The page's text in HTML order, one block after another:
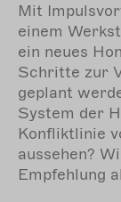
Mit
einem
ein neues
Schritte zur
geplant
System der
Konfliktlinie
aussehen?
Empfehlung